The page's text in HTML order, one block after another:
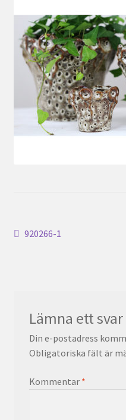
Föregående
920266-1
Lämna ett svar
Din e-postadress
Obligatoriska fält är
Kommentar *